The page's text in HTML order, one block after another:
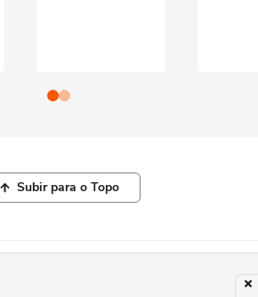
Subir para o Topo